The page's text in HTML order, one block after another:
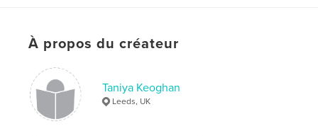
À propos du créateur
Taniya Keoghan
Leeds, UK